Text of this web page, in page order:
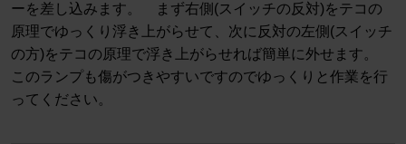
ーを差し込みます。 まず右側(スイッチの反対)をテコの
原理でゆっくり浮き上がらせて、次に反対の左側(スイッチ
の方)をテコの原理で浮き上がらせれば簡単に外せます。
このランプも傷がつきやすいですのでゆっくりと作業を行
ってください。